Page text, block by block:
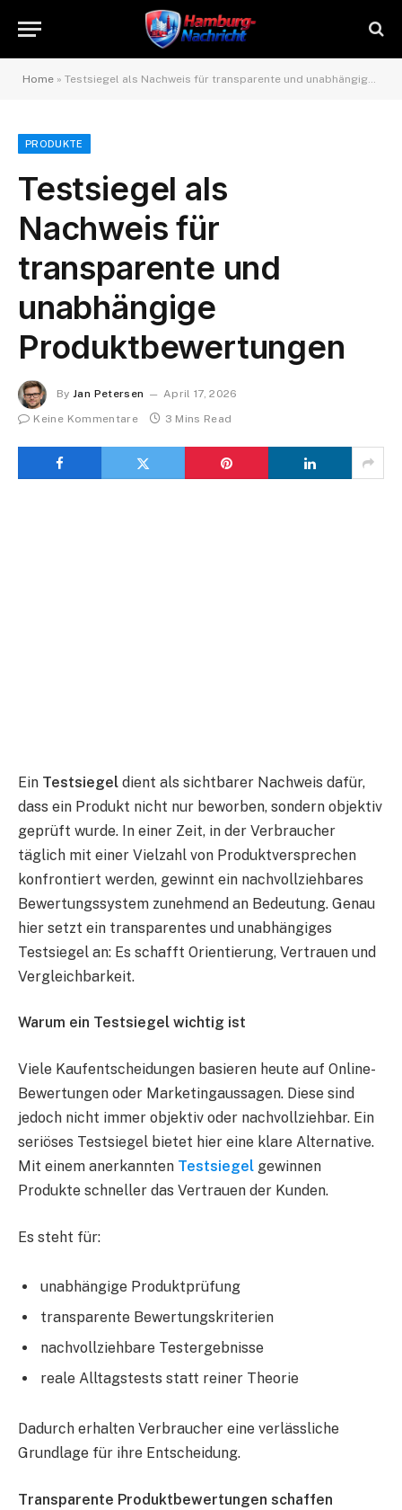
Home » Testsiegel als Nachweis für transparente und unabhängige Produktbewertungen
PRODUKTE
Testsiegel als
Nachweis für
transparente und
unabhängige
Produktbewertungen
By Jan Petersen
April 17, 2026
Keine Kommentare
3 Mins Read
Ein Testsiegel dient als sichtbarer Nachweis dafür,
dass ein Produkt nicht nur beworben, sondern objektiv
geprüft wurde. In einer Zeit, in der Verbraucher
täglich mit einer Vielzahl von Produktversprechen
konfrontiert werden, gewinnt ein nachvollziehbares
Bewertungssystem zunehmend an Bedeutung. Genau
hier setzt ein transparentes und unabhängiges
Testsiegel an: Es schafft Orientierung, Vertrauen und
Vergleichbarkeit.
Warum ein Testsiegel wichtig ist
Viele Kaufentscheidungen basieren heute auf Online-
Bewertungen oder Marketingaussagen. Diese sind
jedoch nicht immer objektiv oder nachvollziehbar. Ein
seriöses Testsiegel bietet hier eine klare Alternative.
Mit einem anerkannten Testsiegel gewinnen
Produkte schneller das Vertrauen der Kunden.
Es steht für:
unabhängige Produktprüfung
transparente Bewertungskriterien
nachvollziehbare Testergebnisse
reale Alltagstests statt reiner Theorie
Dadurch erhalten Verbraucher eine verlässliche
Grundlage für ihre Entscheidung.
Transparente Produktbewertungen schaffen